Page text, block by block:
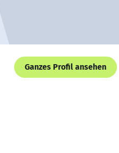
Ganzes Profil ansehen